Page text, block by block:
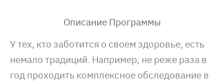
Описание Программы​
У тех, кто заботится о своем здоровье, есть
немало традиций. Например, не реже раза в
год проходить комплексное обследование в